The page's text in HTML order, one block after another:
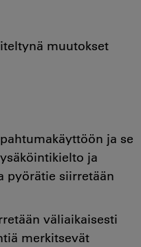
muutokset
ja se
ja
pyörätie siirretään
väliaikaisesti
merkitsevät